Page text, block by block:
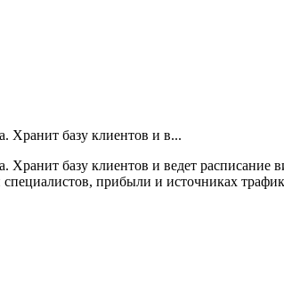
Хранит базу клиентов и в...
Хранит базу клиентов и ведет
прибыли и источниках